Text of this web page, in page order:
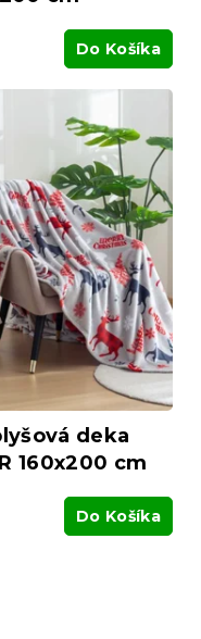
Do Košíka
deka
160x200 cm
Do Košíka